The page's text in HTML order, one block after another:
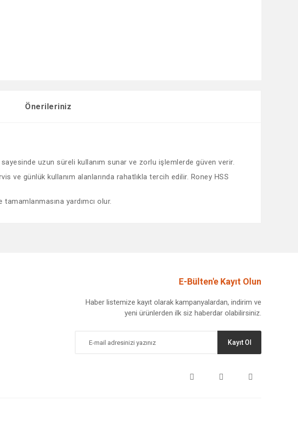
Önerileriniz
uzun süreli kullanım sunar ve zorlu işlemlerde güven verir.
ve günlük kullanım alanlarında rahatlıkla tercih edilir. Roney HSS
tamamlanmasına yardımcı olur.
E-Bülten'e Kayıt Olun
Haber listemize kayıt olarak kampanyalardan, indirim ve
yeni ürünlerden ilk siz haberdar olabilirsiniz.
Kayıt Ol